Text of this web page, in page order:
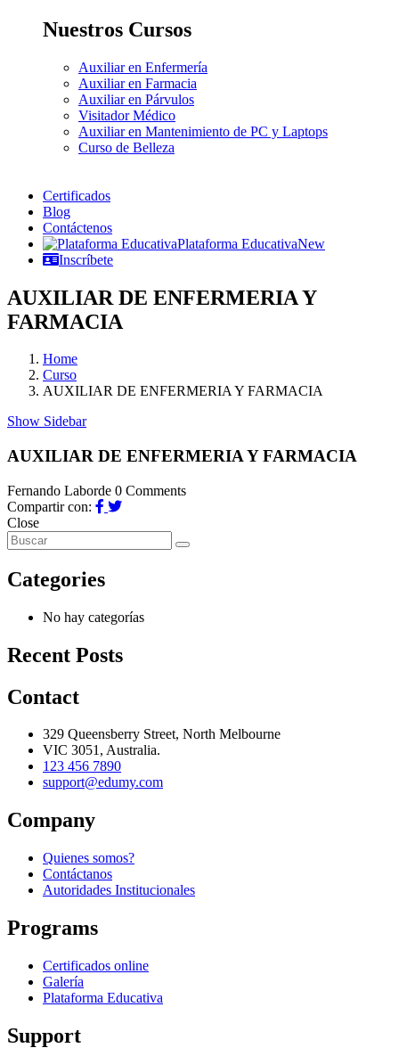
Nuestros Cursos
Auxiliar en Enfermería
Auxiliar en Farmacia
Auxiliar en Párvulos
Visitador Médico
Auxiliar en Mantenimiento de PC y Laptops
Curso de Belleza
Certificados
Blog
Contáctenos
Plataforma EducativaNew
Inscríbete
AUXILIAR DE ENFERMERIA Y
FARMACIA
Home
Curso
AUXILIAR DE ENFERMERIA Y FARMACIA
Show Sidebar
AUXILIAR DE ENFERMERIA Y FARMACIA
Fernando Laborde 0 Comments
Compartir con:
Close
Categories
No hay categorías
Recent Posts
Contact
329 Queensberry Street, North Melbourne
VIC 3051, Australia.
123 456 7890
support@edumy.com
Company
Quienes somos?
Contáctanos
Autoridades Institucionales
Programs
Certificados online
Galería
Plataforma Educativa
Support